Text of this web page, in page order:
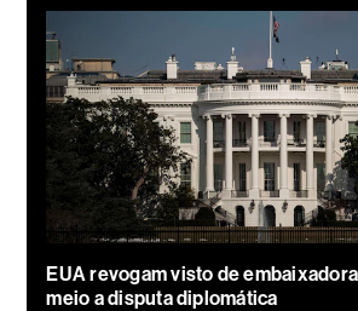
EUA revogam visto de
meio a disputa diplomática